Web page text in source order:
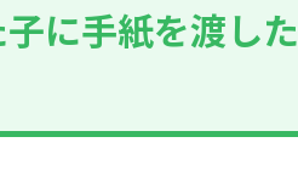
に手紙を渡し